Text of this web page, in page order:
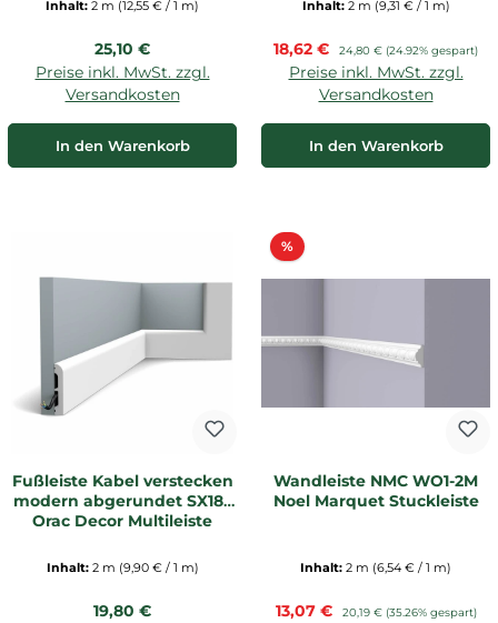
Inhalt: 2 m (12,55 € / 1 m)
Regulärer Preis:
25,10 €
Preise inkl. MwSt. zzgl.
Versandkosten
In den Warenkorb
Inhalt: 2 m (9,31 € / 1 m)
Verkaufspreis:
18,62 € Regulärer Preis:
24,80 € (24.92% gespart)
Preise inkl. MwSt. zzgl.
Versandkosten
In den Warenkorb
Fußleiste Kabel verstecken
modern abgerundet SX183
Orac Decor Multileiste
Inhalt: 2 m (9,90 € / 1 m)
Regulärer Preis:
19,80 €
%Rabatt
Wandleiste NMC WO1-2M
Noel Marquet Stuckleiste
Inhalt: 2 m (6,54 € / 1 m)
Verkaufspreis:
13,07 € Regulärer Preis:
20,19 € (35.26% gespart)